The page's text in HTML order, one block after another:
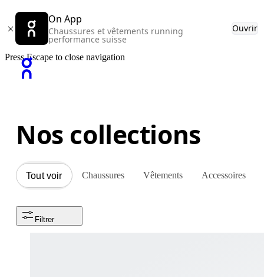
On App
Chaussures et vêtements running
performance suisse
Ouvrir
Press Escape to close navigation
Nos collections
Tout voir Chaussures Vêtements Accessoires
Filtrer